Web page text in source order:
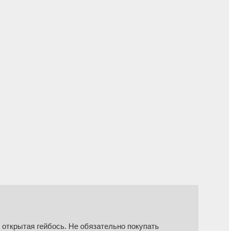
гейбось. Не обязательно покупать